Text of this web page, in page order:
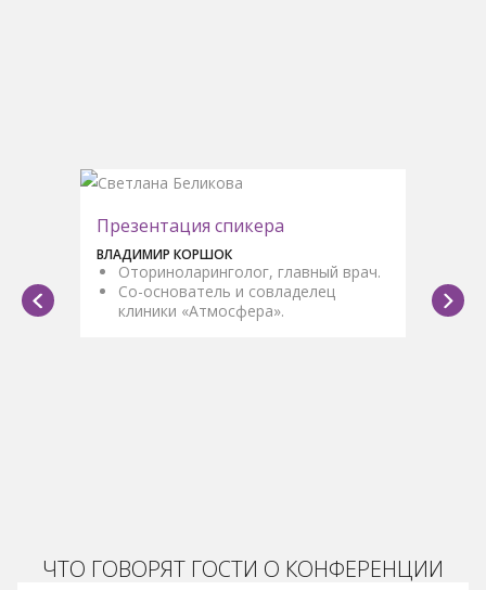
Презентация спикера
ВЛАДИМИР КОРШОК
Оториноларинголог, главный врач.
Со-основатель и совладелец
клиники «Атмосфера».
ЧТО ГОВОРЯТ ГОСТИ О КОНФЕРЕНЦИИ